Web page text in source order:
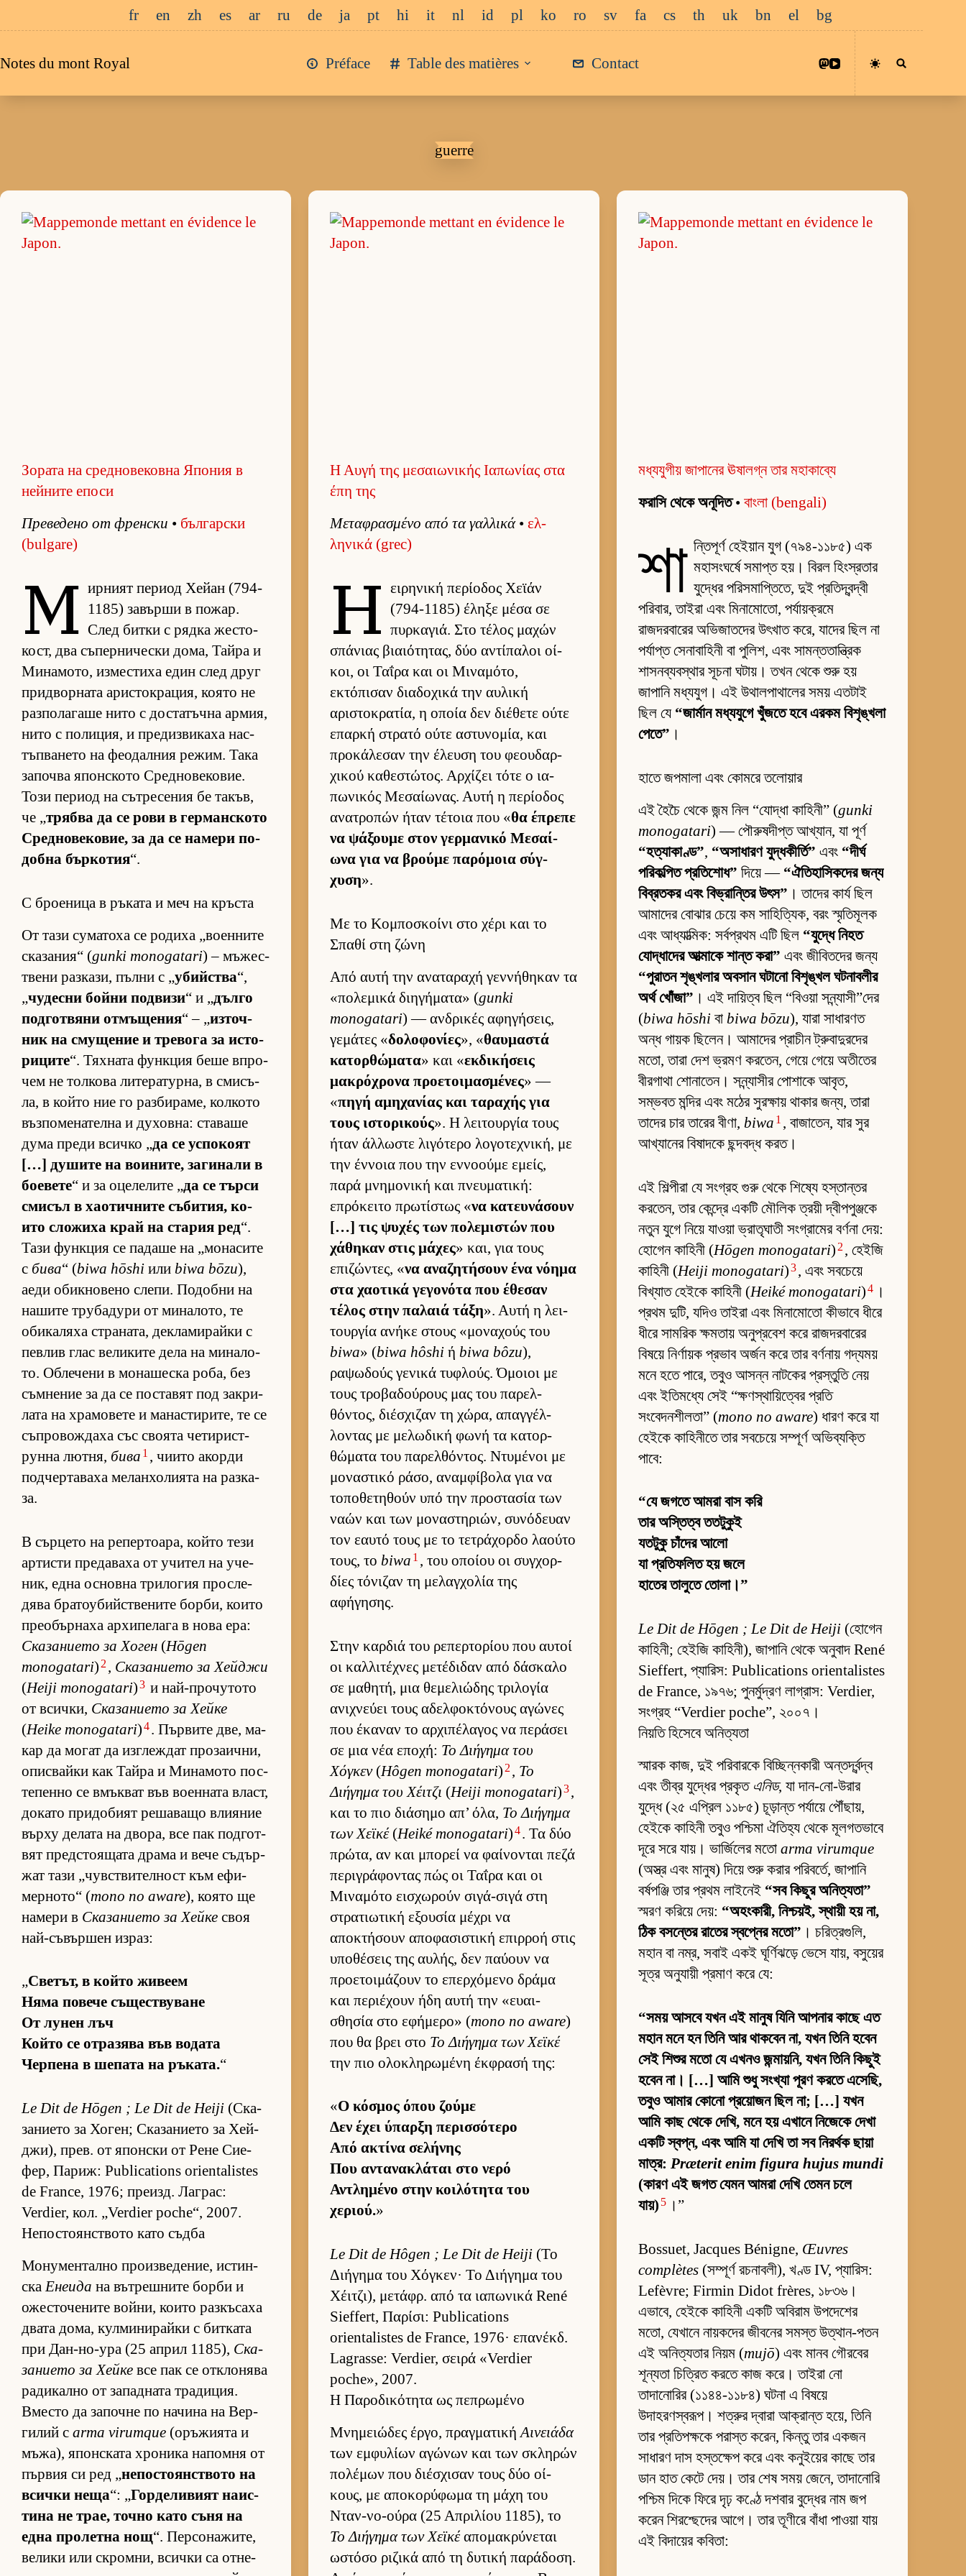
au
fr en zh es ar ru de ja pt hi it nl id pl ko ro sv fa cs th uk bn el bg
Notes du mont Royal Préface Table des matières Contact
guerre
Зората на средновековна Япония в
нейните епоси
Пре­ве­дено от френ­ски • бъл­гар­ски
(bulgare)
М ир­ният пе­риод Хе­йан (794-
1185) за­върши в по­жар.
След битки с рядка жес­то­
кост, два съ­пер­ни­чески до­ма, Тайра и
Ми­на­мо­то, из­мес­тиха един след друг
прид­вор­ната арис­ток­ра­ция, ко­ято не
раз­по­ла­гаше нито с дос­та­тъчна ар­мия,
нито с по­ли­ция, и пре­диз­ви­каха нас­
тъп­ва­нето на фе­о­дал­ния ре­жим. Така
за­почва япон­с­кото Сред­но­ве­ко­вие.
Този пе­риод на сът­ре­се­ния бе та­къв,
че „трябва да се рови в гер­ман­с­кото
Сред­но­ве­ко­вие, за да се на­мери по­
добна бър­ко­тия“.
С броеница в ръката и меч на кръста
От тази су­ма­тоха се ро­диха „во­ен­ните
ска­за­ния“ (gunki monogatari) – мъ­жес­
т­вени раз­ка­зи, пълни с „убийства“,
„чу­десни бойни под­визи“ и „дълго
под­гот­вяни от­мъ­ще­ния“ – „из­точ­
ник на сму­ще­ние и тре­вога за ис­то­
ри­ците“. Тях­ната фун­к­ция беше впро­
чем не тол­кова ли­те­ра­тур­на, в сми­съ­
ла, в който ние го раз­би­ра­ме, кол­кото
въз­по­ме­на­телна и ду­хов­на: ста­ваше
дума преди всичко „да се ус­по­коят
[…] ду­шите на во­и­ни­те, за­ги­нали в
бо­е­вете“ и за оце­ле­лите „да се търси
сми­съл в ха­о­тич­ните съ­би­тия, ко­
ито сло­жиха край на ста­рия ред“.
Тази фун­к­ция се па­даше на „мо­на­сите
с бива“ (biwa hōshi или biwa bōzu),
аеди обик­но­вено сле­пи. По­добни на
на­шите тру­ба­дури от ми­на­ло­то, те
оби­ка­ляха стра­на­та, дек­ла­ми­райки с
пев­лив глас ве­ли­ките дела на ми­на­ло­
то. Об­ле­чени в мо­на­шеска ро­ба, без
съм­не­ние за да се пос­та­вят под зак­ри­
лата на хра­мо­вете и ма­нас­ти­ри­те, те се
съп­ро­вож­даха със сво­ята че­ти­рис­т­
рунна лют­ня, бива 1 , чи­ито акорди
под­чер­та­ваха ме­лан­хо­ли­ята на раз­ка­
за.
В сър­цето на ре­пер­то­а­ра, който тези
ар­тисти пре­да­ваха от учи­тел на уче­
ник, една ос­новна три­ло­гия прос­ле­
дява бра­то­у­бийс­т­ве­ните бор­би, ко­ито
пре­о­бър­наха ар­хи­пе­лага в нова ера:
Ска­за­ни­ето за Хо­ген (Hōgen
monogatari) 2 , Ска­за­ни­ето за Хей­джи
(Heiji monogatari)3 и най-про­чу­тото
от всич­ки, Ска­за­ни­ето за Хейке
(Heike monogatari)4. Пър­вите две, ма­
кар да мо­гат да из­г­леж­дат про­за­ич­ни,
опис­вайки как Тайра и Ми­на­мото пос­
те­пенно се вмък­ват във во­ен­ната власт,
до­като при­до­бият ре­ша­ващо вли­я­ние
върху де­лата на дво­ра, все пак под­гот­
вят пред­с­то­я­щата драма и вече съ­дър­
жат тази „чув­с­т­ви­тел­ност към ефи­
мер­но­то“ (mono no aware), ко­ято ще
на­мери в Ска­за­ни­ето за Хейке своя
най-съ­вър­шен из­раз:
„Све­тът, в който жи­веем
Няма по­вече съ­щес­т­ву­ване
От лу­нен лъч
Който се от­ра­зява във во­дата
Чер­пена в ше­пата на ръ­ка­та.“
Le Dit de Hōgen ; Le Dit de Heiji (Ска­
за­ни­ето за Хо­ген; Ска­за­ни­ето за Хей­
джи), прев. от япон­ски от Рене Си­е­
фер, Па­риж: Publications orientalistes
de France, 1976; пре­изд. Лаг­рас:
Verdier, кол. „Verdier poche“, 2007.
Непостоянството като съдба
Мо­ну­мен­тално про­из­ве­де­ние, ис­тин­
скаЕнеида на вът­реш­ните борби и
ожес­то­че­ните вой­ни, ко­ито раз­къ­саха
двата до­ма, кул­ми­ни­райки с бит­ката
при Дан-но-ура (25 ап­рил 1185), Ска­
за­ни­ето за Хейке все пак се от­к­ло­нява
ра­ди­кално от за­пад­ната тра­ди­ция.
Вместо да за­почне по на­чина на Вер­
ги­лий с arma virumque (о­ръ­жи­ята и
мъ­жа), япон­с­ката хро­ника на­помня от
пър­вия си ред „не­пос­то­ян­с­т­вото на
всички неща“: „Гор­де­ли­вият на­ис­
тина не трае, точно като съня на
една про­летна нощ“. Пер­со­на­жи­те,
ве­лики или скром­ни, всички са от­не­
Η Αυγή της μεσαιωνικής Ιαπωνίας στα
έπη της
Μεταφρασμένο από τα γαλ­λικά•ελ­
ληνικά (grec)
Η ει­ρηνική περίοδος Χεϊάν
(794-1185) έληξε μέσα σε
πυρ­καγιά. Στο τέλος μαχών
σπάνιας βιαιότητας, δύο αντίπαλοι οί­
κοι, οι Ταΐρα και οι Μιναμότο,
εκτόπισαν δια­δοχικά την αυ­λική
αριστοκρατία, η οποία δεν διέθετε ούτε
επαρκή στρατό ούτε αστυνομία, και
προκάλεσαν την έλευση του φεου­δαρ­
χικού καθεστώτος. Αρ­χίζει τότε ο ια­
πωνικός Μεσαί­ωνας. Αυτή η περίοδος
ανατροπών ήταν τέτοια που «θα έπρεπε
να ψάξουμε στον γερ­μανικό Μεσαί­
ωνα για να βρούμε παρόμοια σύγ­
χυση».
Με το Κομποσκοίνι στο χέρι και το
Σπαθί στη ζώνη
Από αυτή την αναταραχή γεν­νήθηκαν τα
«πολεμικά διηγήματα» (gunki
monogatari) — αν­δρικές αφηγήσεις,
γεμάτες «δολοφονίες», «θαυ­μαστά
κατορ­θώματα» και «εκ­δικήσεις
μακρόχρονα προε­τοι­μασμένες» —
«πηγή αμηχανίας και ταραχής για
τους ιστορικούς». Η λει­τουρ­γία τους
ήταν άλ­λωστε λιγότερο λογοτεχνική, με
την έν­νοια που την εν­νοούμε εμείς,
παρά μνημονική και πνευ­ματική:
επρόκειτο πρωτίστως «να κατευ­νάσουν
[…] τις ψυχές των πολεμιστών που
χάθηκαν στις μάχες» και, για τους
επιζώντες, «να αναζητήσουν ένα νόημα
στα χαοτικά γεγονότα που έθεσαν
τέλος στην παλαιά τάξη». Αυτή η λει­
τουρ­γία ανήκε στους «μοναχούς του
biwa» (biwa hôshi ήbiwa bôzu),
ραψωδούς γενικά τυφλούς. Όμοιοι με
τους τροβαδού­ρους μας του παρελ­
θόντος, διέσχιζαν τη χώρα, απαγ­γέλ­
λοντας με μελωδική φωνή τα κατορ­
θώματα του παρελ­θόντος. Ντυμένοι με
μοναστικό ράσο, αναμ­φίβολα για να
τοποθετηθούν υπό την προστασία των
ναών και των μοναστηριών, συνόδευαν
τον εαυτό τους με το τετράχορδο λαούτο
τους, τοbiwa 1 , του οποίου οι συγ­χορ­
δίες τόνιζαν τη μελαγ­χολία της
αφήγησης.
Στην καρ­διά του ρεπερ­τορίου που αυ­τοί
οι καλ­λιτέχνες μετέδιδαν από δάσκαλο
σε μαθητή, μια θεμελιώδης τριλογία
ανιχνεύει τους αδελ­φοκτόνους αγώνες
που έκαναν το αρ­χιπέλαγος να περάσει
σε μια νέα εποχή: Το Διήγημα του
Χόγκεν(Hôgen monogatari) 2 , Το
Διήγημα του Χέιτζι (Heiji monogatari)3,
και το πιο διάσημο απ’ όλα, Το Διήγημα
των Χεϊκέ(Heiké monogatari)4. Τα δύο
πρώτα, αν και μπορεί να φαί­νονται πεζά
περιγράφοντας πώς οι Ταΐρα και οι
Μιναμότο ει­σχωρούν σιγά-σιγά στη
στρατιω­τική εξου­σία μέχρι να
αποκτήσουν αποφασιστική επιρ­ροή στις
υποθέσεις της αυ­λής, δεν παύ­ουν να
προε­τοι­μάζουν το επερ­χόμενο δράμα
και περιέχουν ήδη αυτή την «ευαι­
σθησία στο εφήμερο» (mono no aware)
που θα βρει στο Το Διήγημα των Χεϊκέ
την πιο ολοκληρωμένη έκ­φρασή της:
«Ο κόσμος όπου ζούμε
Δεν έχει ύπαρξη περισ­σότερο
Από ακτίνα σελήνης
Που αντανακλάται στο νερό
Αντλημένο στην κοι­λότητα του
χεριού.»
Le Dit de Hôgen ; Le Dit de Heiji (Το
Διήγημα του Χόγκεν· Το Διήγημα του
Χέιτζι), μετάφρ. από τα ια­πωνικά René
Sieffert, Παρίσι: Publications
orientalistes de France, 1976· επανέκδ.
Lagrasse: Verdier, σειρά «Verdier
poche», 2007.
Η Παροδικότητα ως πεπρωμένο
Μνημειώδες έρ­γο, πραγ­ματικήΑινειάδα
των εμ­φυλίων αγώνων και των σκληρών
πολέμων που διέσχισαν τους δύο οί­
κους, με αποκορύφωμα τη μάχη του
Νταν-νο-ούρα (25 Απριλίου 1185), το
Το Διήγημα των Χεϊκέαπομακρύνεται
ωστόσο ριζικά από τη δυτική παράδοση.
মধ্যযুগীয় জাপানের ঊষালগ্ন তার মহাকাব্যে
ফরাসি থেকে অনূদিত•বাংলা (bengali)
শা ন্তিপূর্ণ হেইয়ান যুগ (৭৯৪-১১৮৫) এক
মহাসংঘর্ষে সমাপ্ত হয়। বিরল হিংস্রতার
যুদ্ধের পরিসমাপ্তিতে, দুই প্রতিদ্বন্দ্বী
পরিবার, তাইরা এবং মিনামোতো, পর্যায়ক্রমে
রাজদরবারের অভিজাতদের উৎখাত করে, যাদের ছিল না
পর্যাপ্ত সেনাবাহিনী বা পুলিশ, এবং সামন্ততান্ত্রিক
শাসনব্যবস্থার সূচনা ঘটায়। তখন থেকে শুরু হয়
জাপানি মধ্যযুগ। এই উথালপাথালের সময় এতটাই
ছিল যে “জার্মান মধ্যযুগে খুঁজতে হবে এরকম বিশৃঙ্খলা
পেতে” ।
হাতে জপমালা এবং কোমরে তলোয়ার
এই হৈচৈ থেকে জন্ম নিল “যোদ্ধা কাহিনী” (gunki
monogatari) — পৌরুষদীপ্ত আখ্যান, যা পূর্ণ
“হত্যাকাণ্ড”, “অসাধারণ যুদ্ধকীর্তি” এবং “দীর্ঘ
পরিকল্পিত প্রতিশোধ” দিয়ে — “ঐতিহাসিকদের জন্য
বিব্রতকর এবং বিভ্রান্তির উৎস” । তাদের কার্য ছিল
আমাদের বোঝার চেয়ে কম সাহিত্যিক, বরং স্মৃতিমূলক
এবং আধ্যাত্মিক: সর্বপ্রথম এটি ছিল “যুদ্ধে নিহত
যোদ্ধাদের আত্মাকে শান্ত করা” এবং জীবিতদের জন্য
“পুরাতন শৃঙ্খলার অবসান ঘটানো বিশৃঙ্খল ঘটনাবলীর
অর্থ খোঁজা” । এই দায়িত্ব ছিল “বিওয়া সন্ন্যাসী”দের
(biwa hōshi বাbiwa bōzu), যারা সাধারণত
অন্ধ গায়ক ছিলেন। আমাদের প্রাচীন ট্রুবাদুরদের
মতো, তারা দেশ ভ্রমণ করতেন, গেয়ে গেয়ে অতীতের
বীরগাথা শোনাতেন। সন্ন্যাসীর পোশাকে আবৃত,
সম্ভবত মন্দির এবং মঠের সুরক্ষায় থাকার জন্য, তারা
তাদের চার তারের বীণা,biwa 1 , বাজাতেন, যার সুর
আখ্যানের বিষাদকে ছন্দবদ্ধ করত।
এই শিল্পীরা যে সংগ্রহ গুরু থেকে শিষ্যে হস্তান্তর
করতেন, তার কেন্দ্রে একটি মৌলিক ত্রয়ী দ্বীপপুঞ্জকে
নতুন যুগে নিয়ে যাওয়া ভ্রাতৃঘাতী সংগ্রামের বর্ণনা দেয়:
হোগেন কাহিনী (Hōgen monogatari) 2 , হেইজি
কাহিনী (Heiji monogatari)3, এবং সবচেয়ে
বিখ্যাত হেইকে কাহিনী (Heiké monogatari)4 ।
প্রথম দুটি, যদিও তাইরা এবং মিনামোতো কীভাবে ধীরে
ধীরে সামরিক ক্ষমতায় অনুপ্রবেশ করে রাজদরবারের
বিষয়ে নির্ণায়ক প্রভাব অর্জন করে তার বর্ণনায় গদ্যময়
মনে হতে পারে, তবুও আসন্ন নাটকের প্রস্তুতি নেয়
এবং ইতিমধ্যে সেই “ক্ষণস্থায়িত্বের প্রতি
সংবেদনশীলতা” (mono no aware) ধারণ করে যা
হেইকে কাহিনীতে তার সবচেয়ে সম্পূর্ণ অভিব্যক্তি
পাবে:
“যে জগতে আমরা বাস করি
তার অস্তিত্ব ততটুকুই
যতটুকু চাঁদের আলো
যা প্রতিফলিত হয় জলে
হাতের তালুতে তোলা।”
Le Dit de Hōgen ; Le Dit de Heiji (হোগেন
কাহিনী; হেইজি কাহিনী), জাপানি থেকে অনুবাদ René
Sieffert, প্যারিস: Publications orientalistes
de France, ১৯৭৬; পুনর্মুদ্রণ লাগ্রাস: Verdier,
সংগ্রহ “Verdier poche”, ২০০৭।
নিয়তি হিসেবে অনিত্যতা
স্মারক কাজ, দুই পরিবারকে বিচ্ছিন্নকারী অন্তর্দ্বন্দ্ব
এবং তীব্র যুদ্ধের প্রকৃত এনিড, যা দান-নো-উরার
যুদ্ধে (২৫ এপ্রিল ১১৮৫) চূড়ান্ত পর্যায়ে পৌঁছায়,
হেইকে কাহিনী তবুও পশ্চিমা ঐতিহ্য থেকে মূলগতভাবে
দূরে সরে যায়। ভার্জিলের মতোarma virumque
(অস্ত্র এবং মানুষ) দিয়ে শুরু করার পরিবর্তে, জাপানি
বর্ষপঞ্জি তার প্রথম লাইনেই “সব কিছুর অনিত্যতা”
স্মরণ করিয়ে দেয়: “অহংকারী, নিশ্চয়ই, স্থায়ী হয় না,
ঠিক বসন্তের রাতের স্বপ্নের মতো” । চরিত্রগুলি,
মহান বা নম্র, সবাই একই ঘূর্ণিঝড়ে ভেসে যায়, বসুয়ের
সূত্র অনুযায়ী প্রমাণ করে যে:
“সময় আসবে যখন এই মানুষ যিনি আপনার কাছে এত
মহান মনে হন তিনি আর থাকবেন না, যখন তিনি হবেন
সেই শিশুর মতো যে এখনও জন্মায়নি, যখন তিনি কিছুই
হবেন না। […] আমি শুধু সংখ্যা পূরণ করতে এসেছি,
তবুও আমার কোনো প্রয়োজন ছিল না; […] যখন
আমি কাছ থেকে দেখি, মনে হয় এখানে নিজেকে দেখা
একটি স্বপ্ন, এবং আমি যা দেখি তা সব নিরর্থক ছায়া
মাত্র:Præterit enim figura hujus mundi
(কারণ এই জগত যেমন আমরা দেখি তেমন চলে
যায়) 5 ।”
Bossuet, Jacques Bénigne, Œuvres
complètes (সম্পূর্ণ রচনাবলী), খণ্ড IV, প্যারিস:
Lefèvre; Firmin Didot frères, ১৮৩৬।
এভাবে, হেইকে কাহিনী একটি অবিরাম উপদেশের
মতো, যেখানে নায়কদের জীবনের সমস্ত উত্থান-পতন
এই অনিত্যতার নিয়ম (mujō) এবং মানব গৌরবের
শূন্যতা চিত্রিত করতে কাজ করে। তাইরা নো
তাদানোরির (১১৪৪-১১৮৪) ঘটনা এ বিষয়ে
উদাহরণস্বরূপ। শত্রুর দ্বারা আক্রান্ত হয়ে, তিনি
তার প্রতিপক্ষকে পরাস্ত করেন, কিন্তু তার একজন
সাধারণ দাস হস্তক্ষেপ করে এবং কনুইয়ের কাছে তার
ডান হাত কেটে দেয়। তার শেষ সময় জেনে, তাদানোরি
পশ্চিম দিকে ফিরে দৃঢ় কণ্ঠে দশবার বুদ্ধের নাম জপ
করেন শিরশ্ছেদের আগে। তার তূণীরে বাঁধা পাওয়া যায়
এই বিদায়ের কবিতা: